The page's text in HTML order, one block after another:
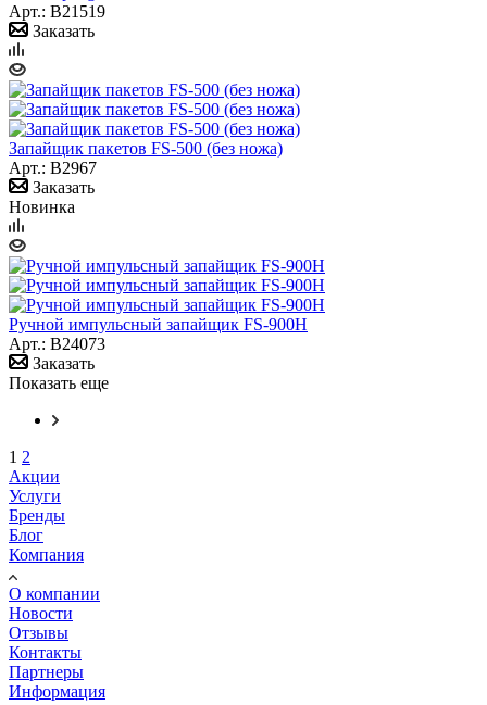
Арт.: B21519
Заказать
Запайщик пакетов FS-500 (без ножа)
Арт.: B2967
Заказать
Новинка
Ручной импульсный запайщик FS-900H
Арт.: B24073
Заказать
Показать еще
1 2
Акции
Услуги
Бренды
Блог
Компания
О компании
Новости
Отзывы
Контакты
Партнеры
Информация